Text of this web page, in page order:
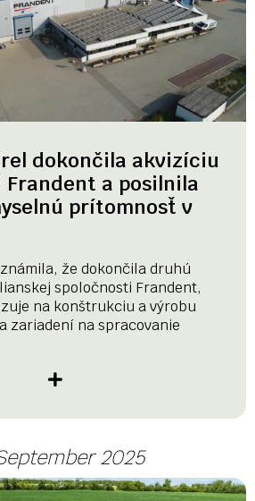
dokončila akvizíciu
Frandent a posilnila
prítomnosť v
že dokončila druhú
spoločnosti Frandent,
na konštrukciu a výrobu
zariadení na spracovanie
2025